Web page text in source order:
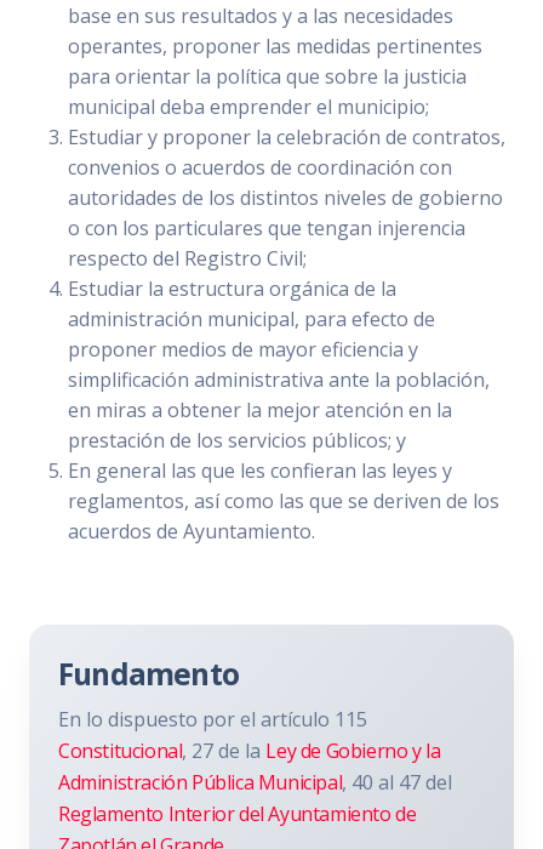
base en sus resultados y a las necesidades
operantes, proponer las medidas pertinentes
para orientar la política que sobre la justicia
municipal deba emprender el municipio;
Estudiar y proponer la celebración de contratos,
convenios o acuerdos de coordinación con
autoridades de los distintos niveles de gobierno
o con los particulares que tengan injerencia
respecto del Registro Civil;
Estudiar la estructura orgánica de la
administración municipal, para efecto de
proponer medios de mayor eficiencia y
simplificación administrativa ante la población,
en miras a obtener la mejor atención en la
prestación de los servicios públicos; y
En general las que les confieran las leyes y
reglamentos, así como las que se deriven de los
acuerdos de Ayuntamiento.
Fundamento
En lo dispuesto por el artículo 115
Constitucional, 27 de la Ley de Gobierno y la
Administración Pública Municipal, 40 al 47 del
Reglamento Interior del Ayuntamiento de